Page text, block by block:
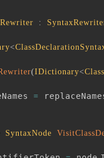
:
<
(IDictionary<
=
SyntaxNode